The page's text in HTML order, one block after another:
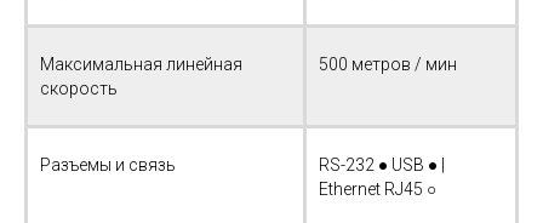
Максимальная линейная
скорость
500 метров / мин
Разъемы и связь
RS-232 ● USB ● |
Ethernet RJ45 ○